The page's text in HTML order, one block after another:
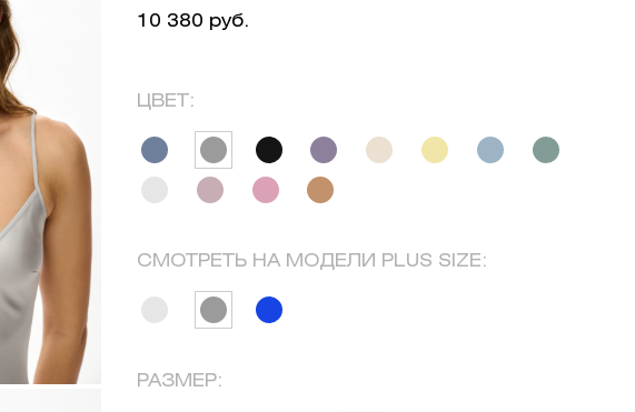
10 380 руб.
ЦВЕТ:
СМОТРЕТЬ НА МОДЕЛИ PLUS SIZE:
РАЗМЕР: